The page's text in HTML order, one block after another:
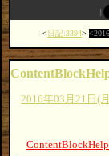
日記:3394
2016年03月21日(